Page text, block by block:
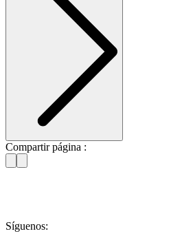
Compartir página :
Síguenos: